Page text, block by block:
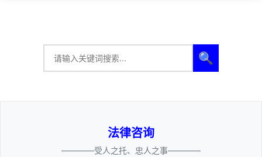
🔍
法律咨询
————受人之托、忠人之事————